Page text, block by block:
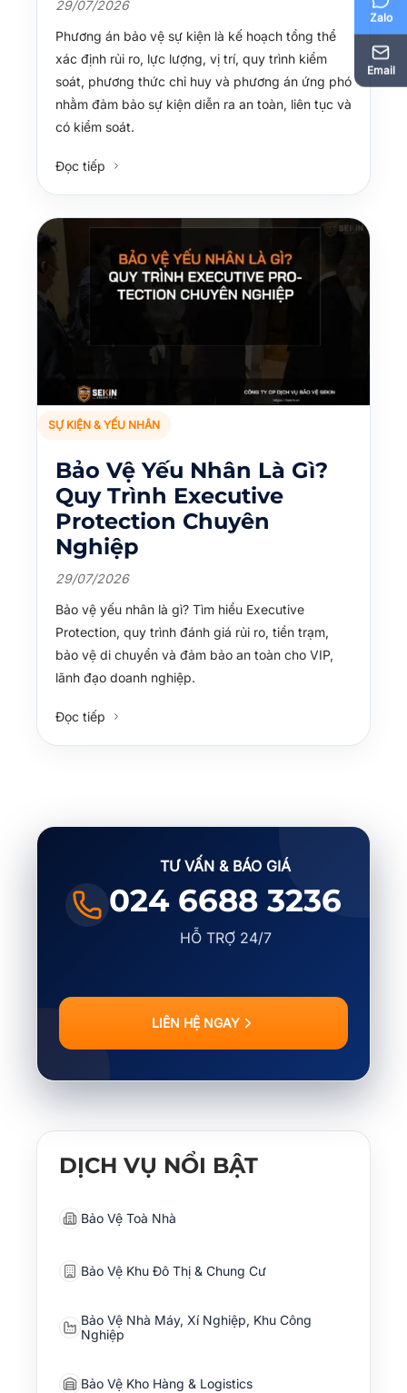
Zalo
Email
29/07/2026
Phương án bảo vệ sự kiện là kế hoạch tổng thể
xác định rủi ro, lực lượng, vị trí, quy trình kiểm
soát, phương thức chỉ huy và phương án ứng phó
nhằm đảm bảo sự kiện diễn ra an toàn, liên tục và
có kiểm soát.
Đọc tiếp
SỰ KIỆN & YẾU NHÂN
Bảo Vệ Yếu Nhân Là Gì?
Quy Trình Executive
Protection Chuyên
Nghiệp
29/07/2026
Bảo vệ yếu nhân là gì? Tìm hiểu Executive
Protection, quy trình đánh giá rủi ro, tiền trạm,
bảo vệ di chuyển và đảm bảo an toàn cho VIP,
lãnh đạo doanh nghiệp.
Đọc tiếp
TƯ VẤN & BÁO GIÁ
024 6688 3236
HỖ TRỢ 24/7
LIÊN HỆ NGAY
DỊCH VỤ NỔI BẬT
Bảo Vệ Toà Nhà
Bảo Vệ Khu Đô Thị & Chung Cư
Bảo Vệ Nhà Máy, Xí Nghiệp, Khu Công
Nghiệp
Bảo Vệ Kho Hàng & Logistics